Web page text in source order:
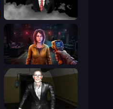
The Dawn of Slenderman
Survival Zone Zombie Outbreak
Case: Smile 2